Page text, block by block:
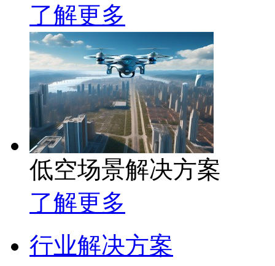
了解更多
低空场景解决方案
了解更多
行业解决方案